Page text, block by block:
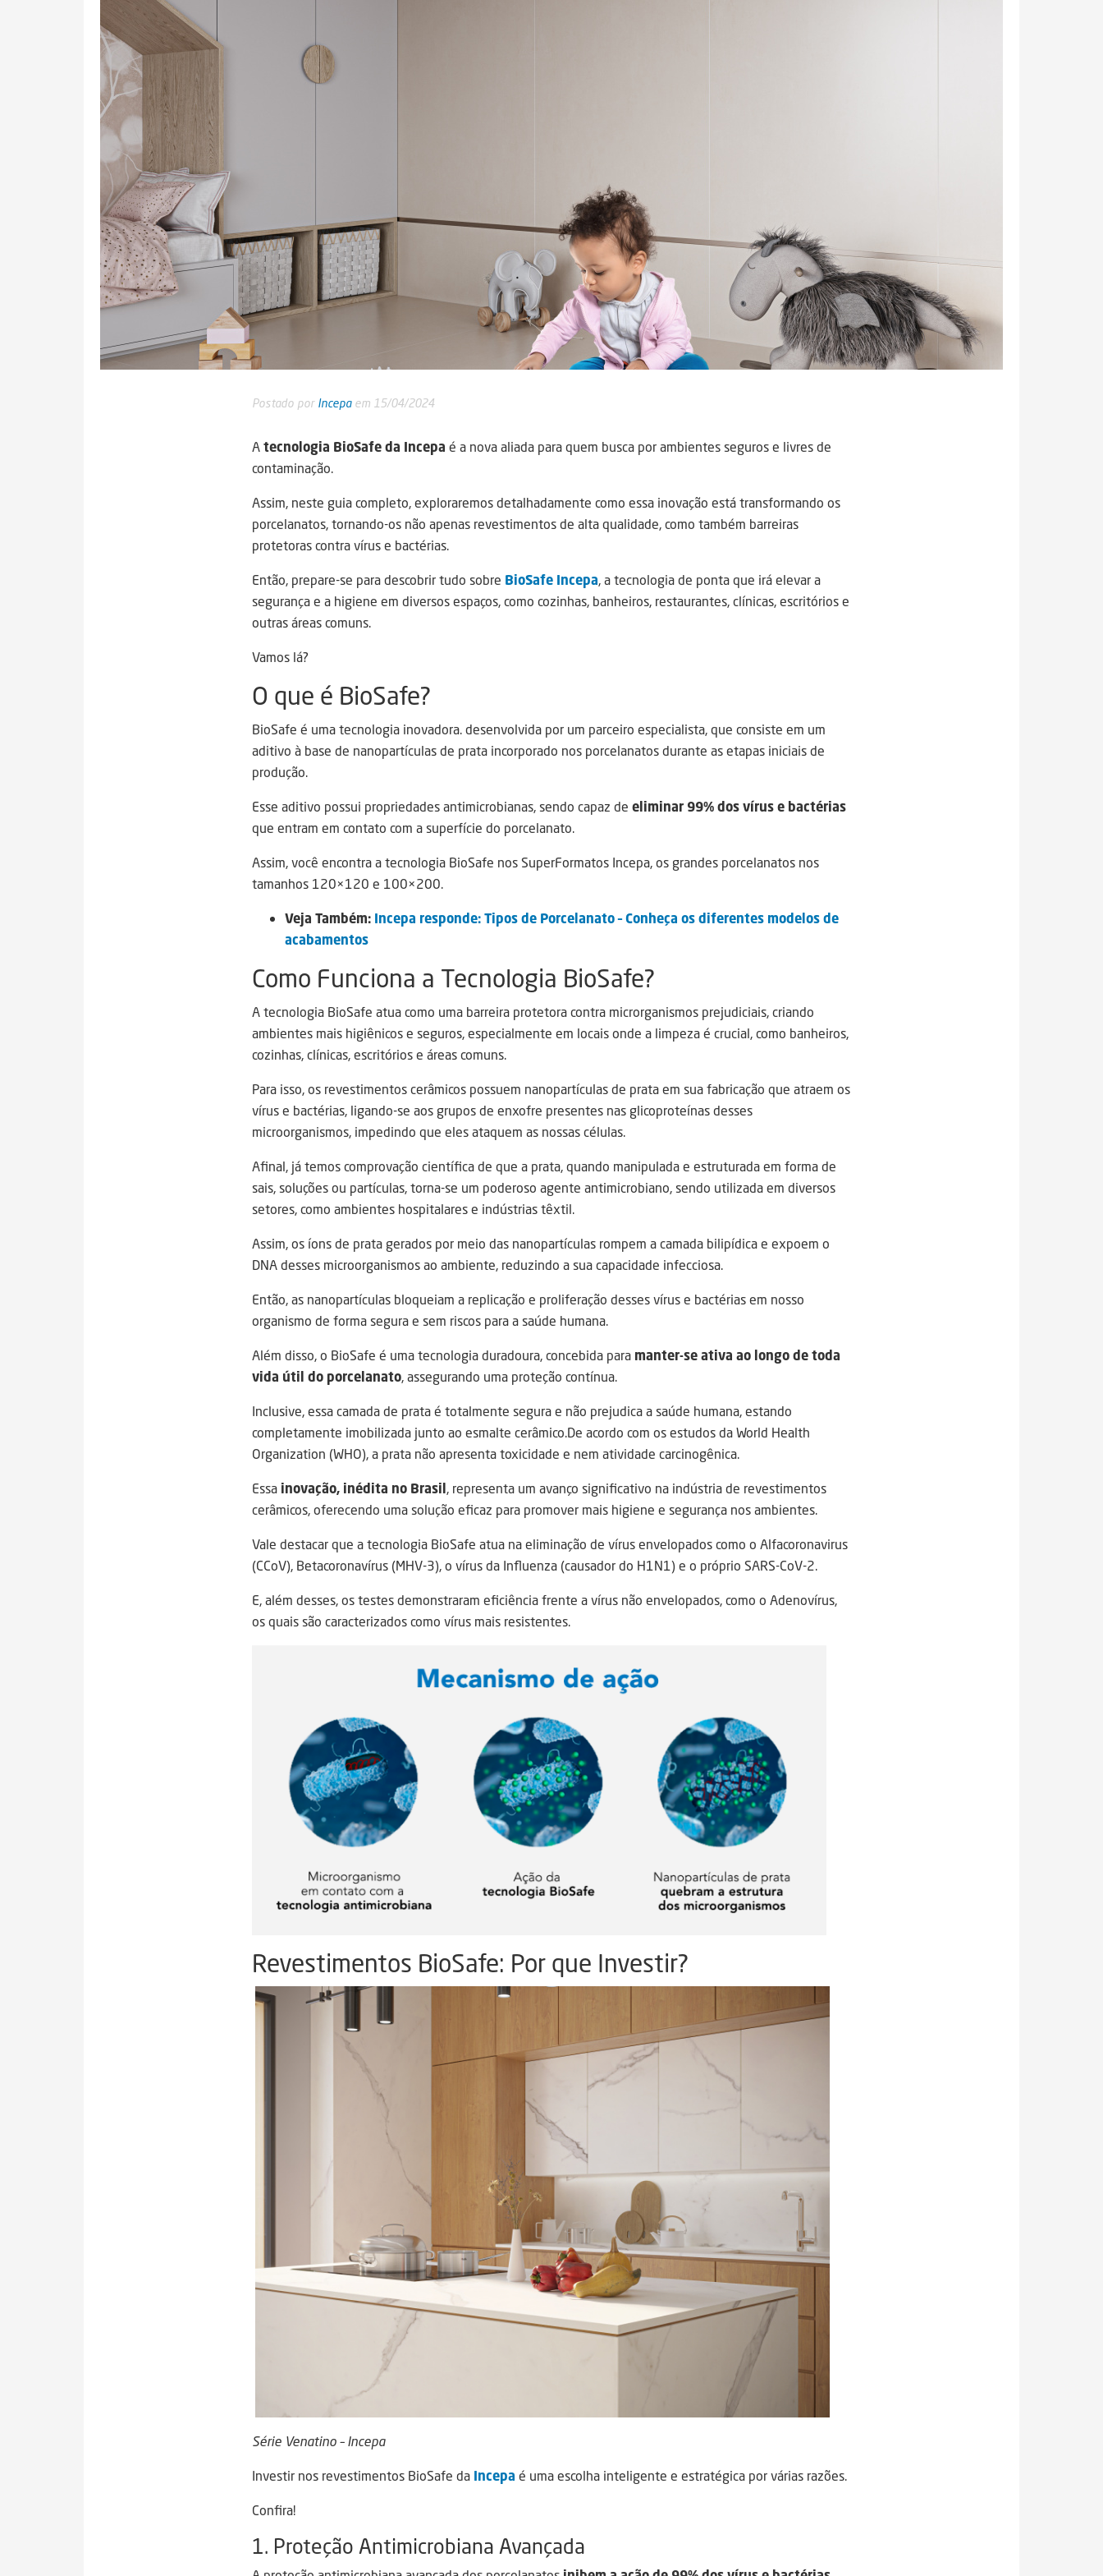
Postado por Incepaem 15/04/2024
Atecnologia BioSafe da Incepa é a nova aliada para quem busca por ambientes seguros e livres de
contaminação.
Assim, neste guia completo, exploraremos detalhadamente como essa inovação está transformando os
porcelanatos, tornando-os não apenas revestimentos de alta qualidade, como também barreiras
protetoras contra vírus e bactérias.
Então, prepare-se para descobrir tudo sobre BioSafe Incepa, a tecnologia de ponta que irá elevar a
segurança e a higiene em diversos espaços, como cozinhas, banheiros, restaurantes, clínicas, escritórios e
outras áreas comuns.
Vamos lá?
O que é BioSafe?
BioSafe é uma tecnologia inovadora. desenvolvida por um parceiro especialista, que consiste em um
aditivo à base de nanopartículas de prata incorporado nos porcelanatos durante as etapas iniciais de
produção.
Esse aditivo possui propriedades antimicrobianas, sendo capaz de eliminar 99% dos vírus e bactérias
que entram em contato com a superfície do porcelanato.
Assim, você encontra a tecnologia BioSafe nos SuperFormatos Incepa, os grandes porcelanatos nos
tamanhos 120×120 e 100×200.
Veja Também: Incepa responde: Tipos de Porcelanato – Conheça os diferentes modelos de
acabamentos
Como Funciona a Tecnologia BioSafe?
A tecnologia BioSafe atua como uma barreira protetora contra microrganismos prejudiciais, criando
ambientes mais higiênicos e seguros, especialmente em locais onde a limpeza é crucial, como banheiros,
cozinhas, clínicas, escritórios e áreas comuns.
Para isso, os revestimentos cerâmicos possuem nanopartículas de prata em sua fabricação que atraem os
vírus e bactérias, ligando-se aos grupos de enxofre presentes nas glicoproteínas desses
microorganismos, impedindo que eles ataquem as nossas células.
Afinal, já temos comprovação científica de que a prata, quando manipulada e estruturada em forma de
sais, soluções ou partículas, torna-se um poderoso agente antimicrobiano, sendo utilizada em diversos
setores, como ambientes hospitalares e indústrias têxtil.
Assim, os íons de prata gerados por meio das nanopartículas rompem a camada bilipídica e expoem o
DNA desses microorganismos ao ambiente, reduzindo a sua capacidade infecciosa.
Então, as nanopartículas bloqueiam a replicação e proliferação desses vírus e bactérias em nosso
organismo de forma segura e sem riscos para a saúde humana.
Além disso, o BioSafe é uma tecnologia duradoura, concebida para manter-se ativa ao longo de toda
vida útil do porcelanato, assegurando uma proteção contínua.
Inclusive, essa camada de prata é totalmente segura e não prejudica a saúde humana, estando
completamente imobilizada junto ao esmalte cerâmico.De acordo com os estudos da World Health
Organization (WHO), a prata não apresenta toxicidade e nem atividade carcinogênica.
Essa inovação, inédita no Brasil, representa um avanço significativo na indústria de revestimentos
cerâmicos, oferecendo uma solução eficaz para promover mais higiene e segurança nos ambientes.
Vale destacar que a tecnologia BioSafe atua na eliminação de vírus envelopados como o Alfacoronavirus
(CCoV), Betacoronavírus (MHV-3), o vírus da Influenza (causador do H1N1) e o próprio SARS-CoV-2.
E, além desses, os testes demonstraram eficiência frente a vírus não envelopados, como o Adenovírus,
os quais são caracterizados como vírus mais resistentes.
Revestimentos BioSafe: Por que Investir?
Série Venatino – Incepa
Investir nos revestimentos BioSafe da Incepa é uma escolha inteligente e estratégica por várias razões.
Confira!
1. Proteção Antimicrobiana Avançada